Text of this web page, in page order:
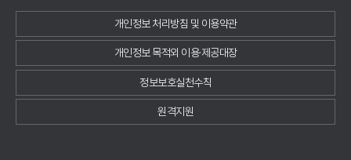
개인정보 처리방침 및 이용약관
개인정보 목적외 이용·제공대장
정보보호실천수칙
원격지원